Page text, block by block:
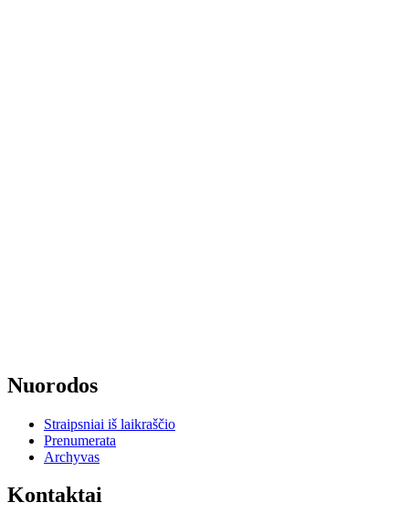
Nuorodos
Straipsniai iš laikraščio
Prenumerata
Archyvas
Kontaktai